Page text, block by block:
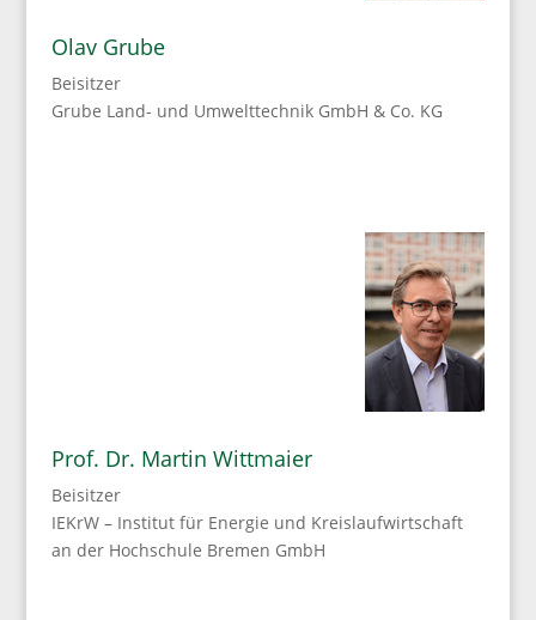
Olav Grube
Beisitzer
Grube Land- und Umwelttechnik GmbH & Co. KG
Prof. Dr. Martin Wittmaier
Beisitzer
IEKrW – Institut für Energie und Kreislaufwirtschaft
an der Hochschule Bremen GmbH